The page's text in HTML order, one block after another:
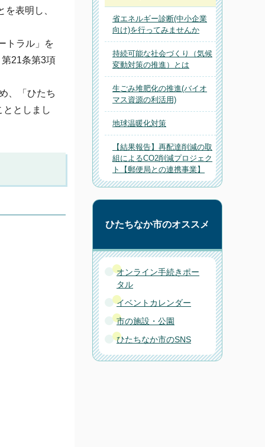
表明し、
トラル」を
21条第3項
、「ひたち
としまし
省エネルギー診断(中小企業
向け)を行ってみませんか
持続可能な社会づくり（気候
変動対策の推進）とは
生ごみ堆肥化の推進(バイオ
マス資源の利活用)
地球温暖化対策
【結果報告】再配達削減の取
組によるCO2削減プロジェク
ト【郵便局との連携事業】
ひたちなか市のオススメ
オンライン手続きポー
タル
イベントカレンダー
市の施設・公園
ひたちなか市のSNS